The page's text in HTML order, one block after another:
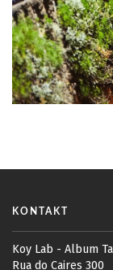
KONTAKT
Koy Lab - Album
Rua do Caires 300